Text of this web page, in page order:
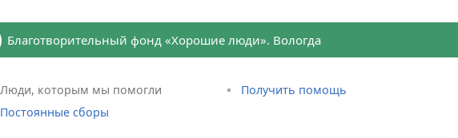
Благотворительный фонд «Хорошие люди». Вологда
Люди, которым мы помогли Получить помощь
Постоянные сборы